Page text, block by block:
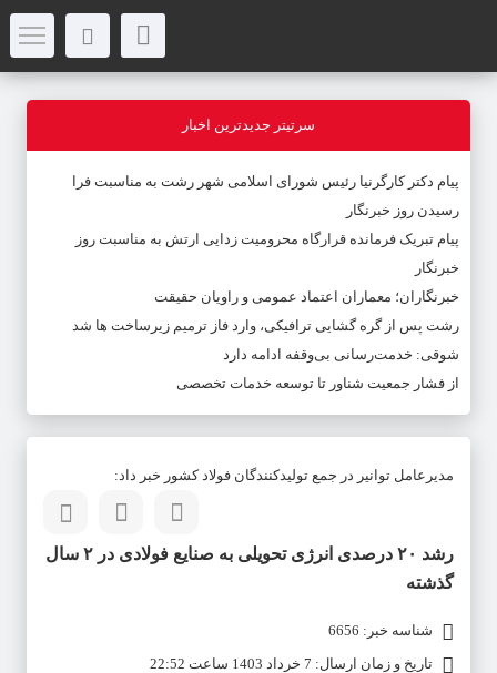
سرتیتر جدیدترین اخبار
پیام دکتر کارگرنیا رئیس شورای اسلامی شهر رشت به مناسبت فرا
رسیدن روز خبرنگار
پیام تبریک فرمانده قرارگاه محرومیت‌ زدایی ارتش به مناسبت روز
خبرنگار
خبرنگاران؛ معماران اعتماد عمومی و راویان حقیقت
رشت پس از گره گشایی ترافیکی، وارد فاز ترمیم زیرساخت ها شد
شوقی: خدمت‌رسانی بی‌وقفه ادامه دارد
از فشار جمعیت شناور تا توسعه خدمات تخصصی
مدیرعامل توانیر در جمع تولیدکنندگان فولاد کشور خبر داد:
رشد ٢٠ درصدی انرژی تحویلی به صنایع فولادی در ٢ سال
گذشته
شناسه خبر: 6656
تاریخ و زمان ارسال: 7 خرداد 1403 ساعت 22:52